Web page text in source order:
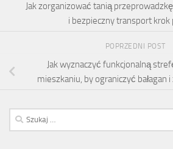
Jak zorganizować tanią
i bezpieczny transport krok
POPRZEDNI POST
Jak wyznaczyć funkcjonalną
mieszkaniu, by ograniczyć bałagan
Szukaj: